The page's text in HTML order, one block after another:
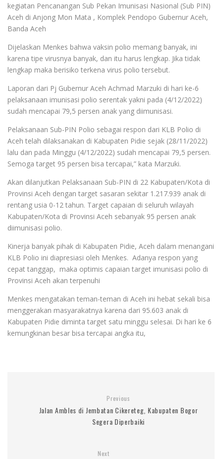
kegiatan Pencanangan Sub Pekan Imunisasi Nasional (Sub PIN)
Aceh di Anjong Mon Mata , Komplek Pendopo Gubernur Aceh,
Banda Aceh
Dijelaskan Menkes bahwa vaksin polio memang banyak, ini
karena tipe virusnya banyak, dan itu harus lengkap. Jika tidak
lengkap maka berisiko terkena virus polio tersebut.
Laporan dari Pj Gubernur Aceh Achmad Marzuki di hari ke-6
pelaksanaan imunisasi polio serentak yakni pada (4/12/2022)
sudah mencapai 79,5 persen anak yang diimunisasi.
Pelaksanaan Sub-PIN Polio sebagai respon dari KLB Polio di
Aceh telah dilaksanakan di Kabupaten Pidie sejak (28/11/2022)
lalu dan pada Minggu (4/12/2022) sudah mencapai 79,5 persen.
Semoga target 95 persen bisa tercapai,” kata Marzuki.
Akan dilanjutkan Pelaksanaan Sub-PIN di 22 Kabupaten/Kota di
Provinsi Aceh dengan target sasaran sekitar 1.217.939 anak di
rentang usia 0-12 tahun. Target capaian di seluruh wilayah
Kabupaten/Kota di Provinsi Aceh sebanyak 95 persen anak
diimunisasi polio.
Kinerja banyak pihak di Kabupaten Pidie, Aceh dalam menangani
KLB Polio ini diapresiasi oleh Menkes. Adanya respon yang
cepat tanggap, maka optimis capaian target imunisasi polio di
Provinsi Aceh akan terpenuhi
Menkes mengatakan teman-teman di Aceh ini hebat sekali bisa
menggerakan masyarakatnya karena dari 95.603 anak di
Kabupaten Pidie diminta target satu minggu selesai. Di hari ke 6
kemungkinan besar bisa tercapai angka itu,
Previous
Jalan Ambles di Jembatan Cikereteg, Kabupaten Bogor
Segera Diperbaiki
Next